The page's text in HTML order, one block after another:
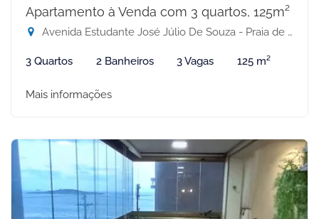
Apartamento à Venda com 3 quartos, 125m²
Avenida Estudante José Júlio De Souza - Praia de Itaparica, Vila Velha-ES
3 Quartos 2 Banheiros 3 Vagas 125 m²
Mais informações